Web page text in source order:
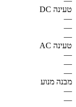
טעינה DC
—
—
—
טעינה AC
—
—
—
מבנה מנוע
—
—